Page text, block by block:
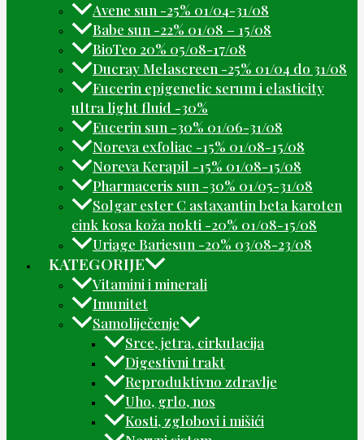
Avene sun -25% 01/04-31/08
Babe sun -22% 01/08 – 15/08
BioTeo 20% 05/08-17/08
Ducray Melascreen -25% 01/04 do 31/08
Eucerin epigenetic serum i elasticity
ultra light fluid -30%
Eucerin sun -30% 01/06-31/08
Noreva exfoliac -15% 01/08-15/08
Noreva Kerapil -15% 01/08-15/08
Pharmaceris sun -30% 01/05-31/08
Solgar ester C astaxantin beta karoten
cink kosa koža nokti -20% 01/08-15/08
Uriage Bariesun -20% 03/08-23/08
KATEGORIJE
Vitamini i minerali
Imunitet
Samoliječenje
Srce, jetra, cirkulacija
Digestivni trakt
Reproduktivno zdravlje
Uho, grlo, nos
Kosti, zglobovi i mišići